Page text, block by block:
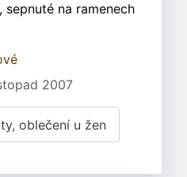
na ramenech
2007
oblečení u žen